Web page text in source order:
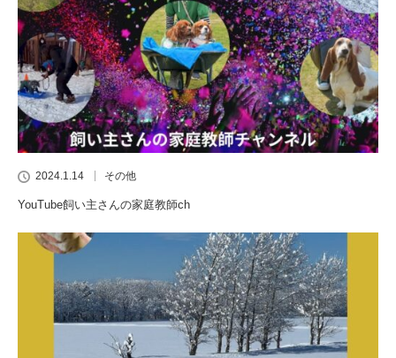
2024.1.14 その他
YouTube飼い主さんの家庭教師ch